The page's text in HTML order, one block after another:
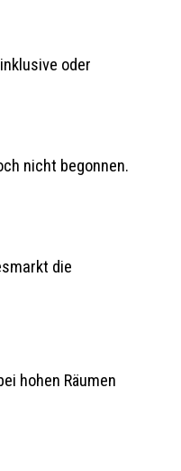
oder
nicht begonnen.
die
hohen Räumen